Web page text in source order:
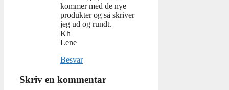
kommer med de nye
produkter og så skriver
jeg ud og rundt.
Kh
Lene
Besvar
Skriv en kommentar